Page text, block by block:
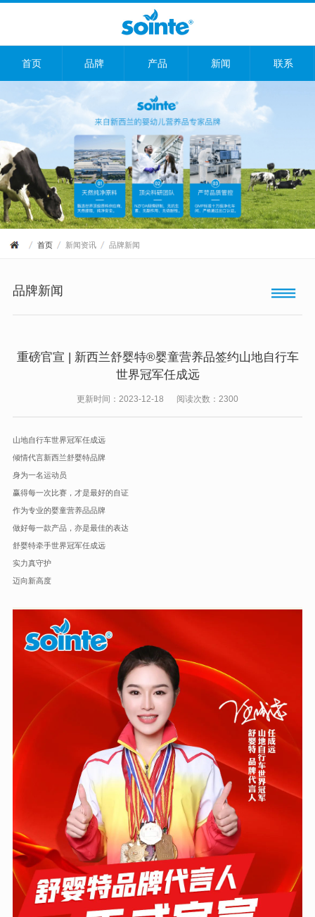
首页 品牌 产品 新闻 联系
首页 新闻资讯 品牌新闻
品牌新闻
重磅官宣 | 新西兰舒婴特®婴童营养品签约山地自行车
世界冠军任成远
更新时间：2023-12-18 阅读次数：2300
山地自行车世界冠军任成远
倾情代言新西兰舒婴特品牌
身为一名运动员
赢得每一次比赛，才是最好的自证
作为专业的婴童营养品品牌
做好每一款产品，亦是最佳的表达
舒婴特牵手世界冠军任成远
实力真守护
迈向新高度